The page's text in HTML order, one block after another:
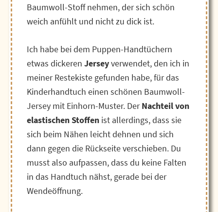
Baumwoll-Stoff nehmen, der sich schön
weich anfühlt und nicht zu dick ist.
Ich habe bei dem Puppen-Handtüchern
etwas dickeren Jerseyverwendet, den ich in
meiner Restekiste gefunden habe, für das
Kinderhandtuch einen schönen Baumwoll-
Jersey mit Einhorn-Muster. DerNachteil von
elastischen Stoffenist allerdings, dass sie
sich beim Nähen leicht dehnen und sich
dann gegen die Rückseite verschieben. Du
musst also aufpassen, dass du keine Falten
in das Handtuch nähst, gerade bei der
Wendeöffnung.